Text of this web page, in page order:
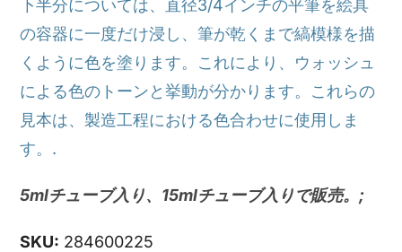
下半分については、直径3/4インチの平筆を絵具
の容器に一度だけ浸し、筆が乾くまで縞模様を描
くように色を塗ります。これにより、ウォッシュ
による色のトーンと挙動が分かります。これらの
見本は、製造工程における色合わせに使用しま
す。.
5mlチューブ入り、15mlチューブ入りで販売。;
SKU: 284600225